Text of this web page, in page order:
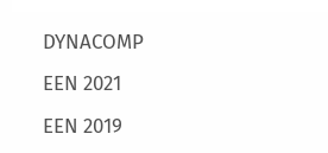
Main menu
DYNACOMP
EEN 2021
EEN 2019